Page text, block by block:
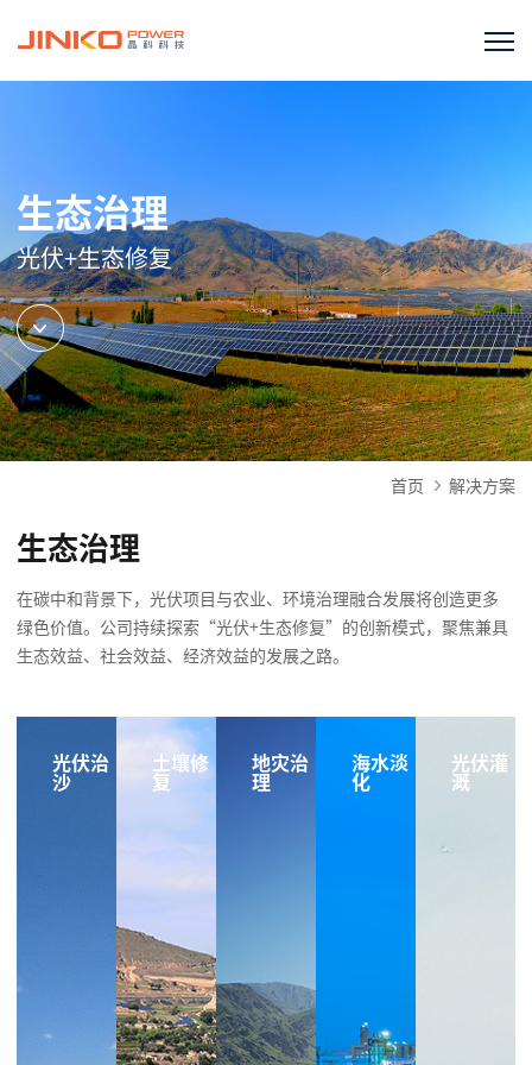
生态治理
光伏+生态修复
首页 解决方案
生态治理
在碳中和背景下，光伏项目与农业、环境治理融合发展将创造更多
绿色价值。公司持续探索“光伏+生态修复”的创新模式，聚焦兼具
生态效益、社会效益、经济效益的发展之路。
光伏治
沙
土壤修
复
地灾治
理
海水淡
化
光伏灌
溉